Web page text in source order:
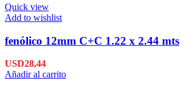
Quick view
Add to wishlist
fenólico 12mm C+C 1.22 x 2.44 mts
USD28,44
Añadir al carrito